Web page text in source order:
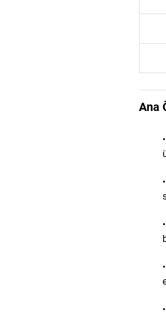
Ana
•
•
•
•
•